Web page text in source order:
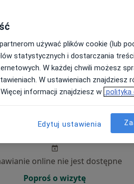
11 Sie 12 Sie
Czw,
13 Sie
online nie jest dostępne
Poproś o wizytę
używać plików cookie (lub
statystycznych i dostarczania
W każdej chwili możesz
W ustawieniach znajdziesz
informacji znajdziesz w polityka
Edytuj ustawienia